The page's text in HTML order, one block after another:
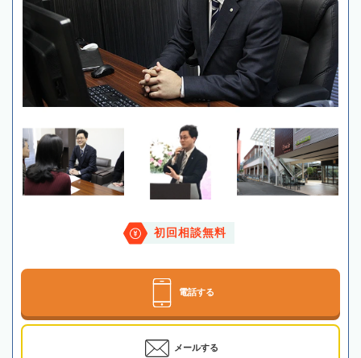
初回相談無料
電話する
メールする